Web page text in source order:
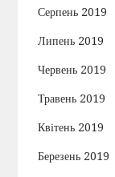
Серпень 2019
Липень 2019
Червень 2019
Травень 2019
Квітень 2019
Березень 2019